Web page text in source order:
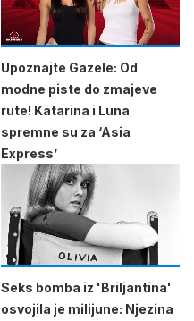
Upoznajte Gazele: Od
modne piste do zmajeve
rute! Katarina i Luna
spremne su za ‘Asia
Express’
Seks bomba iz 'Briljantina'
osvojila je milijune: Njezina